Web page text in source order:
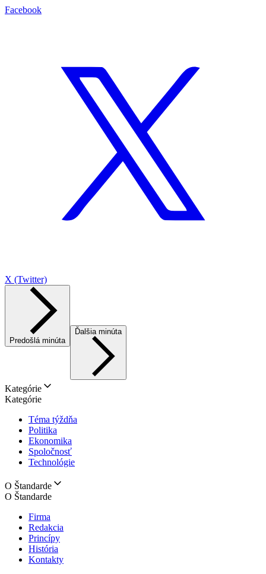
Facebook
X (Twitter)
Predošlá minúta
Ďalšia minúta
Kategórie
Kategórie
Téma týždňa
Politika
Ekonomika
Spoločnosť
Technológie
O Štandarde
O Štandarde
Firma
Redakcia
Princípy
História
Kontakty